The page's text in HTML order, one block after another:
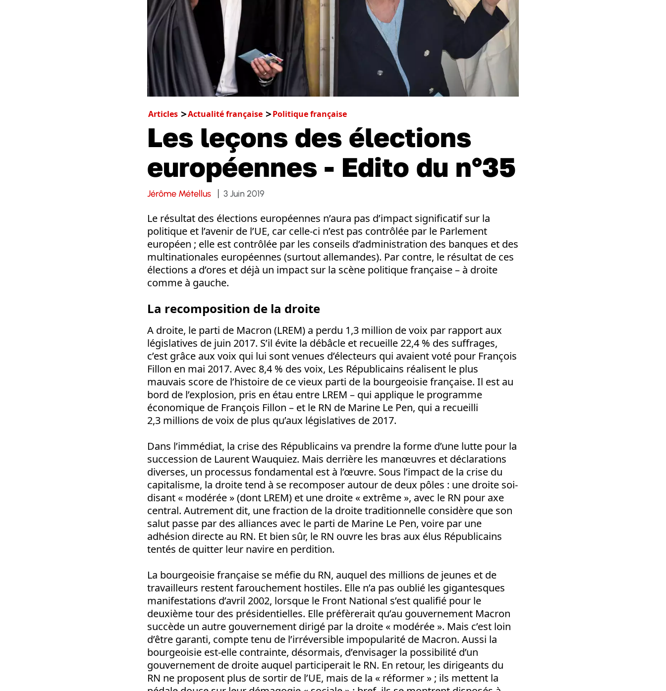
Articles Actualité française Politique française
Les leçons des élections
européennes - Edito du n°35
Jérôme Métellus 3 Juin 2019
Le résultat des élections européennes n’aura pas d’impact significatif sur la
politique et l’avenir de l’UE, car celle-ci n’est pas contrôlée par le Parlement
européen ; elle est contrôlée par les conseils d’administration des banques et des
multinationales européennes (surtout allemandes). Par contre, le résultat de ces
élections a d’ores et déjà un impact sur la scène politique française – à droite
comme à gauche.
La recomposition de la droite
A droite, le parti de Macron (LREM) a perdu 1,3 million de voix par rapport aux
législatives de juin 2017. S’il évite la débâcle et recueille 22,4 % des suffrages,
c’est grâce aux voix qui lui sont venues d’électeurs qui avaient voté pour François
Fillon en mai 2017. Avec 8,4 % des voix, Les Républicains réalisent le plus
mauvais score de l’histoire de ce vieux parti de la bourgeoisie française. Il est au
bord de l’explosion, pris en étau entre LREM – qui applique le programme
économique de François Fillon – et le RN de Marine Le Pen, qui a recueilli
2,3 millions de voix de plus qu’aux législatives de 2017.
Dans l’immédiat, la crise des Républicains va prendre la forme d’une lutte pour la
succession de Laurent Wauquiez. Mais derrière les manœuvres et déclarations
diverses, un processus fondamental est à l’œuvre. Sous l’impact de la crise du
capitalisme, la droite tend à se recomposer autour de deux pôles : une droite soi-
disant « modérée » (dont LREM) et une droite « extrême », avec le RN pour axe
central. Autrement dit, une fraction de la droite traditionnelle considère que son
salut passe par des alliances avec le parti de Marine Le Pen, voire par une
adhésion directe au RN. Et bien sûr, le RN ouvre les bras aux élus Républicains
tentés de quitter leur navire en perdition.
La bourgeoisie française se méfie du RN, auquel des millions de jeunes et de
travailleurs restent farouchement hostiles. Elle n’a pas oublié les gigantesques
manifestations d’avril 2002, lorsque le Front National s’est qualifié pour le
deuxième tour des présidentielles. Elle préfèrerait qu’au gouvernement Macron
succède un autre gouvernement dirigé par la droite « modérée ». Mais c’est loin
d’être garanti, compte tenu de l’irréversible impopularité de Macron. Aussi la
bourgeoisie est-elle contrainte, désormais, d’envisager la possibilité d’un
gouvernement de droite auquel participerait le RN. En retour, les dirigeants du
RN ne proposent plus de sortir de l’UE, mais de la « réformer » ; ils mettent la